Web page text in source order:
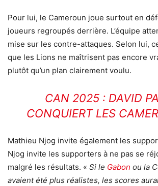
Pour lui, le Cameroun joue surtout en
joueurs regroupés derrière. L’équipe
mise sur les contre-attaques. Selon lui,
que les Lions ne maîtrisent pas encore
plutôt qu’un plan clairement voulu.
CAN 2025 : DAVID
CONQUIERT LES
Mathieu Njog invite également les
Njog invite les supporters à ne pas se
malgré les résultats. « Si le Gabon ou la
avaient été plus réalistes, les scores